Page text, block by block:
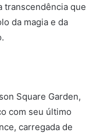
transcendência que
da magia e da
Square Garden,
com seu último
carregada de